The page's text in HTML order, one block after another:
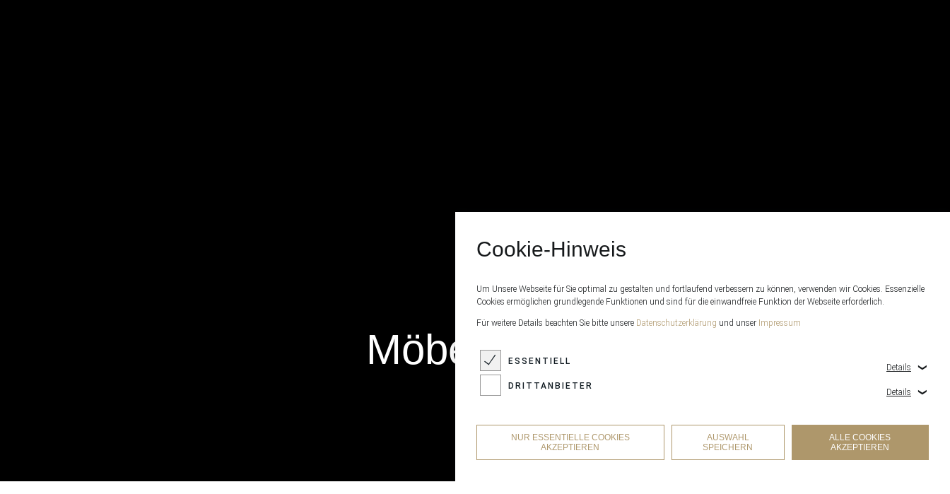
Möbelstoffe
Cookie-Hinweis
Um Unsere Webseite für Sie optimal zu gestalten und fortlaufend verbessern zu können, verwenden wir Cookies. Essenzielle
Cookies ermöglichen grundlegende Funktionen und sind für die einwandfreie Funktion der Webseite erforderlich.
Für weitere Details beachten Sie bitte unsere Datenschutzerklärung und unser Impressum
ESSENTIELL
Details
DRITTANBIETER
Details
NUR ESSENTIELLE COOKIES
AKZEPTIEREN
AUSWAHL
SPEICHERN
ALLE COOKIES
AKZEPTIEREN